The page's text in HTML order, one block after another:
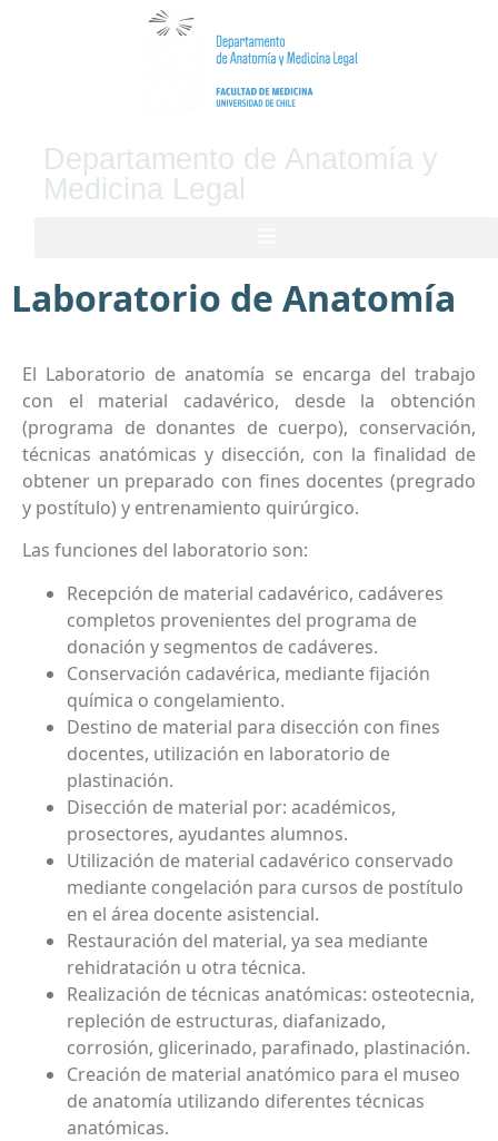
Departamento de Anatomía y
Medicina Legal
Laboratorio de Anatomía
El Laboratorio de anatomía se encarga del trabajo
con el material cadavérico, desde la obtención
(programa de donantes de cuerpo), conservación,
técnicas anatómicas y disección, con la finalidad de
obtener un preparado con fines docentes (pregrado
y postítulo) y entrenamiento quirúrgico.
Las funciones del laboratorio son:
Recepción de material cadavérico, cadáveres
completos provenientes del programa de
donación y segmentos de cadáveres.
Conservación cadavérica, mediante fijación
química o congelamiento.
Destino de material para disección con fines
docentes, utilización en laboratorio de
plastinación.
Disección de material por: académicos,
prosectores, ayudantes alumnos.
Utilización de material cadavérico conservado
mediante congelación para cursos de postítulo
en el área docente asistencial.
Restauración del material, ya sea mediante
rehidratación u otra técnica.
Realización de técnicas anatómicas: osteotecnia,
repleción de estructuras, diafanizado,
corrosión, glicerinado, parafinado, plastinación.
Creación de material anatómico para el museo
de anatomía utilizando diferentes técnicas
anatómicas.